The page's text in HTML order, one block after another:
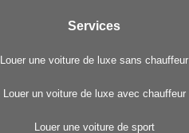
Services
Louer une voiture de luxe sans chauffeur
Louer un voiture de luxe avec chauffeur
Louer une voiture de sport